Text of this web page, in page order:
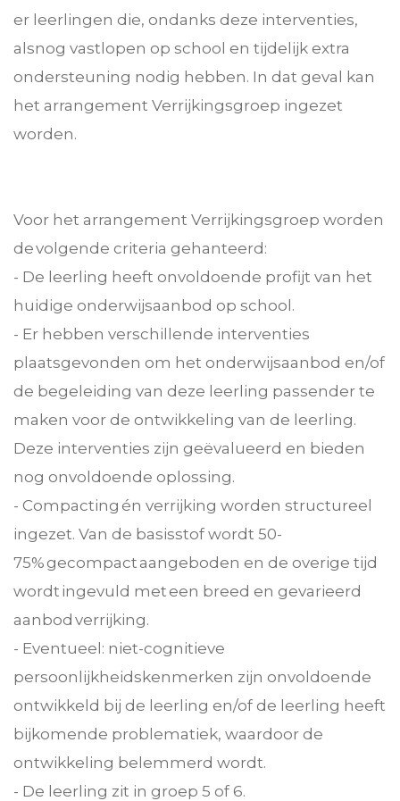
er leerlingen die, ondanks deze interventies,
alsnog vastlopen op school en tijdelijk extra
ondersteuning nodig hebben. In dat geval kan
het arrangement Verrijkingsgroep ingezet
worden.
Voor het arrangement Verrijkingsgroep worden
de volgende criteria gehanteerd:
- De leerling heeft onvoldoende profijt van het
huidige onderwijsaanbod op school.
- Er hebben verschillende interventies
plaatsgevonden om het onderwijsaanbod en/of
de begeleiding van deze leerling passender te
maken voor de ontwikkeling van de leerling.
Deze interventies zijn geëvalueerd en bieden
nog onvoldoende oplossing.
- Compacting én verrijking worden structureel
ingezet. Van de basisstof wordt 50-
75% gecompact aangeboden en de overige tijd
wordt ingevuld met een breed en gevarieerd
aanbod verrijking.
- Eventueel: niet-cognitieve
persoonlijkheidskenmerken zijn onvoldoende
ontwikkeld bij de leerling en/of de leerling heeft
bijkomende problematiek, waardoor de
ontwikkeling belemmerd wordt.
- De leerling zit in groep 5 of 6.